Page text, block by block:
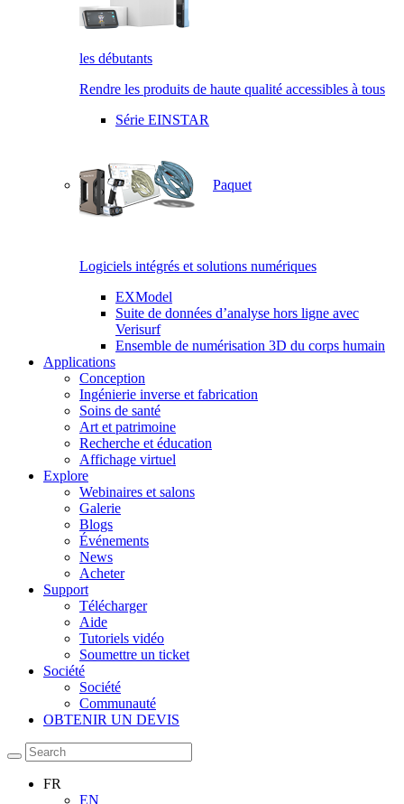
les débutants
Rendre les produits de haute qualité accessibles à tous
Série EINSTAR
Paquet
Logiciels intégrés et solutions numériques
EXModel
Suite de données d’analyse hors ligne avec
Verisurf
Ensemble de numérisation 3D du corps humain
Applications
Conception
Ingénierie inverse et fabrication
Soins de santé
Art et patrimoine
Recherche et éducation
Affichage virtuel
Explore
Webinaires et salons
Galerie
Blogs
Événements
News
Acheter
Support
Télécharger
Aide
Tutoriels vidéo
Soumettre un ticket
Société
Société
Communauté
OBTENIR UN DEVIS
FR
EN